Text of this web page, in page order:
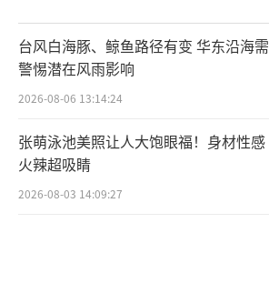
台风白海豚、鲸鱼路径有变 华东沿海需
警惕潜在风雨影响
2026-08-06 13:14:24
张萌泳池美照让人大饱眼福！身材性感
火辣超吸睛
2026-08-03 14:09:27